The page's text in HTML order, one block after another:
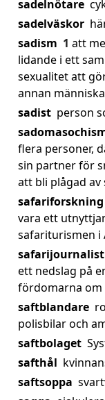
sadelnötare
sadelväskor
sadism 1 att
lidande i ett
sexualitet att
annan
sadist person
flera personer,
sin partner för
att bli plågad
safariforskning
vara ett
safariturismen i
ett nedslag på
fördomarna om
saftblandare
polisbilar och
saftbolaget
safthål
saftsoppa